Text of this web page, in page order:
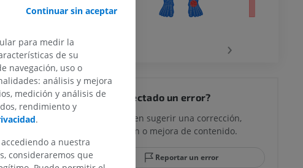
de rodilla
TC
tobillo y retropié
›
¿Ha detectado un error?
No dude en sugerir una corrección,
traducción o mejora de contenido.
Reportar un error
Continuar sin aceptar
para medir la
de su
navegación, uso o
análisis y mejora
medición y análisis de
rendimiento y
.
a nuestra
consideraremos que